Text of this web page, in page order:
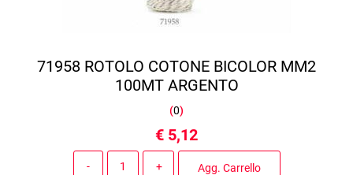
71958 ROTOLO COTONE BICOLOR MM2
100MT ARGENTO
(0)
€ 5,12
Agg. Carrello